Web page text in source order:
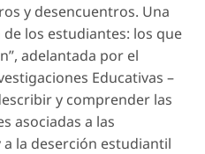
y desencuentros. Una
los estudiantes: los que
adelantada por el
Educativas –
y comprender las
asociadas a las
la deserción estudiantil